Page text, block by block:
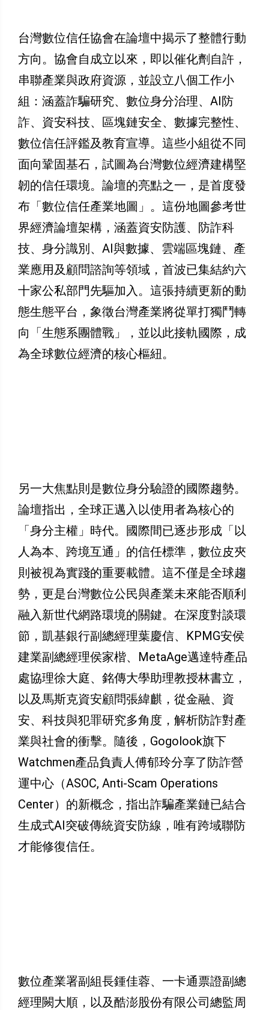
台灣數位信任協會在論壇中揭示了整體行動
方向。協會自成立以來，即以催化劑自許，
串聯產業與政府資源，並設立八個工作小
組：涵蓋詐騙研究、數位身分治理、AI防
詐、資安科技、區塊鏈安全、數據完整性、
數位信任評鑑及教育宣導。這些小組從不同
面向鞏固基石，試圖為台灣數位經濟建構堅
韌的信任環境。論壇的亮點之一，是首度發
布「數位信任產業地圖」。這份地圖參考世
界經濟論壇架構，涵蓋資安防護、防詐科
技、身分識別、AI與數據、雲端區塊鏈、產
業應用及顧問諮詢等領域，首波已集結約六
十家公私部門先驅加入。這張持續更新的動
態生態平台，象徵台灣產業將從單打獨鬥轉
向「生態系團體戰」，並以此接軌國際，成
為全球數位經濟的核心樞紐。
另一大焦點則是數位身分驗證的國際趨勢。
論壇指出，全球正邁入以使用者為核心的
「身分主權」時代。國際間已逐步形成「以
人為本、跨境互通」的信任標準，數位皮夾
則被視為實踐的重要載體。這不僅是全球趨
勢，更是台灣數位公民與產業未來能否順利
融入新世代網路環境的關鍵。在深度對談環
節，凱基銀行副總經理葉慶信、KPMG安侯
建業副總經理侯家楷、MetaAge邁達特產品
處協理徐大庭、銘傳大學助理教授林書立，
以及馬斯克資安顧問張緯麒，從金融、資
安、科技與犯罪研究多角度，解析防詐對產
業與社會的衝擊。隨後，Gogolook旗下
Watchmen產品負責人傅郁玲分享了防詐營
運中心（ASOC, Anti-Scam Operations
Center）的新概念，指出詐騙產業鏈已結合
生成式AI突破傳統資安防線，唯有跨域聯防
才能修復信任。
數位產業署副組長鍾佳蓉、一卡通票證副總
經理闕大順，以及酷澎股份有限公司總監周